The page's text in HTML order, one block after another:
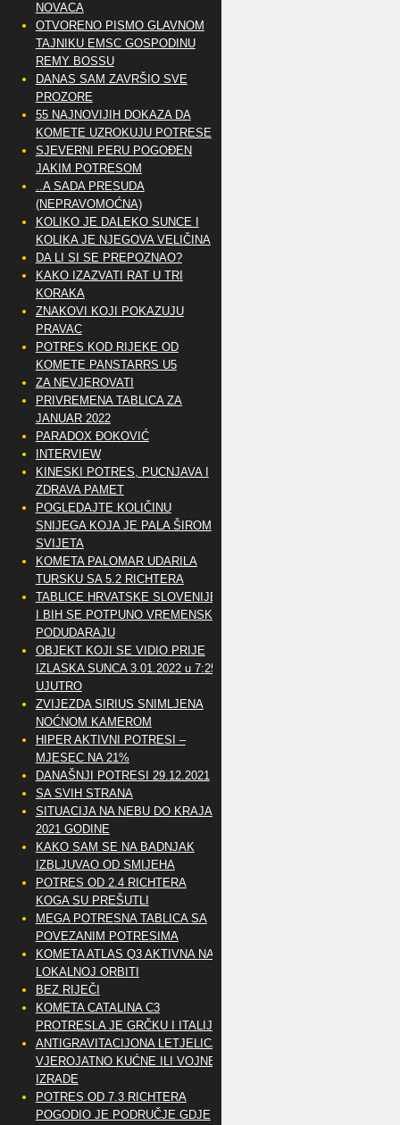
NOVACA
OTVORENO PISMO GLAVNOM
TAJNIKU EMSC GOSPODINU
REMY BOSSU
DANAS SAM ZAVRŠIO SVE
PROZORE
55 NAJNOVIJIH DOKAZA DA
KOMETE UZROKUJU POTRESE
SJEVERNI PERU POGOĐEN
JAKIM POTRESOM
..A SADA PRESUDA
(NEPRAVOMOĆNA)
KOLIKO JE DALEKO SUNCE I
KOLIKA JE NJEGOVA VELIČINA
DA LI SI SE PREPOZNAO?
KAKO IZAZVATI RAT U TRI
KORAKA
ZNAKOVI KOJI POKAZUJU
PRAVAC
POTRES KOD RIJEKE OD
KOMETE PANSTARRS U5
ZA NEVJEROVATI
PRIVREMENA TABLICA ZA
JANUAR 2022
PARADOX ĐOKOVIĆ
INTERVIEW
KINESKI POTRES, PUCNJAVA I
ZDRAVA PAMET
POGLEDAJTE KOLIČINU
SNIJEGA KOJA JE PALA ŠIROM
SVIJETA
KOMETA PALOMAR UDARILA
TURSKU SA 5.2 RICHTERA
TABLICE HRVATSKE SLOVENIJE
I BIH SE POTPUNO VREMENSKI
PODUDARAJU
OBJEKT KOJI SE VIDIO PRIJE
IZLASKA SUNCA 3.01.2022 u 7:25
UJUTRO
ZVIJEZDA SIRIUS SNIMLJENA
NOĆNOM KAMEROM
HIPER AKTIVNI POTRESI –
MJESEC NA 21%
DANAŠNJI POTRESI 29.12.2021
SA SVIH STRANA
SITUACIJA NA NEBU DO KRAJA
2021 GODINE
KAKO SAM SE NA BADNJAK
IZBLJUVAO OD SMIJEHA
POTRES OD 2.4 RICHTERA
KOGA SU PREŠUTLI
MEGA POTRESNA TABLICA SA
POVEZANIM POTRESIMA
KOMETA ATLAS Q3 AKTIVNA NA
LOKALNOJ ORBITI
BEZ RIJEČI
KOMETA CATALINA C3
PROTRESLA JE GRČKU I ITALIJU
ANTIGRAVITACIJONA LETJELICA
VJEROJATNO KUĆNE ILI VOJNE
IZRADE
POTRES OD 7.3 RICHTERA
POGODIO JE PODRUČJE GDJE